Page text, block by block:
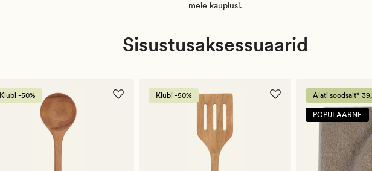
meie kauplusi.
Sisustusaksessuaarid
Klubi -50% Klubi -50% Alati soodsalt*
POPULAARNE